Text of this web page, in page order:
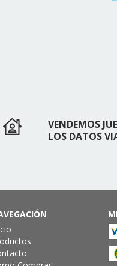
VENDEMOS
LOS DATOS